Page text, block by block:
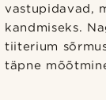
vastupidavad,
kandmiseks.
tiiterium
täpne